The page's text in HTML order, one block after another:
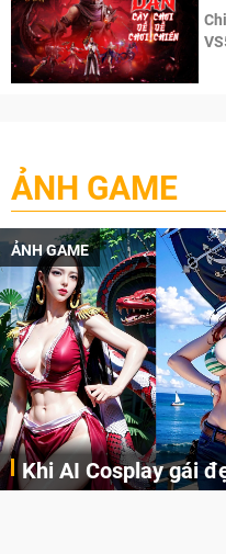
ẢNH GAME
ẢNH GAME
Cosplay Xiangling